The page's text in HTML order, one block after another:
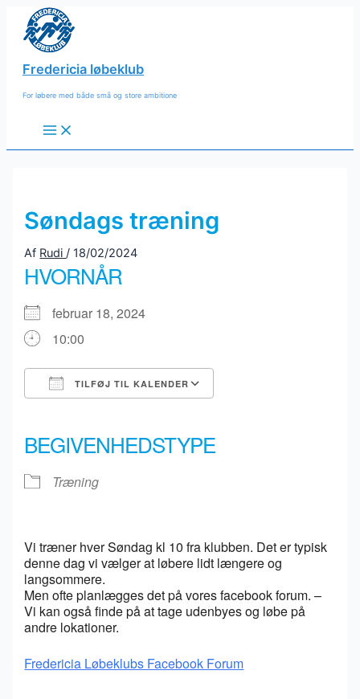
indholdet
Fredericia løbeklub
For løbere med både små og store ambitione
Main
Menu
Søndags træning
Af Rudi/18/02/2024
HVORNÅR
februar 18, 2024
10:00
TILFØJ TIL KALENDER
BEGIVENHEDSTYPE
Træning
Vi træner hver Søndag kl 10 fra klubben. Det er typisk
denne dag vi vælger at løbere lidt længere og
langsommere.
Men ofte planlægges det på vores facebook forum. –
Vi kan også finde på at tage udenbyes og løbe på
andre lokationer.
Fredericia Løbeklubs Facebook Forum